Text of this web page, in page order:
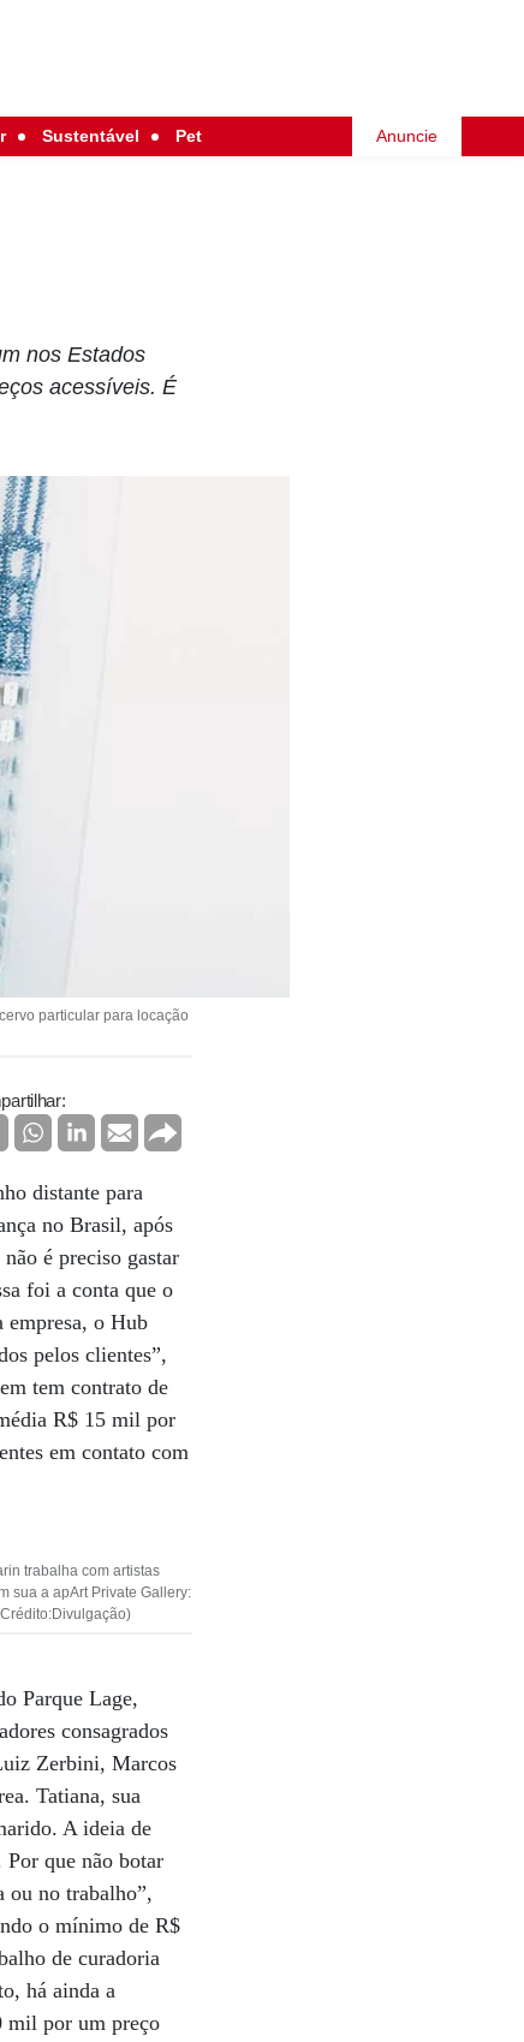
Sustentável Pet Anuncie
nos Estados
acessíveis. É
particular para locação
distante para
no Brasil, após
é preciso gastar
foi a conta que o
empresa, o Hub
pelos clientes”,
tem contrato de
R$ 15 mil por
em contato com
trabalha com artistas
sua a apArt Private Gallery:
Parque Lage,
consagrados
Zerbini, Marcos
Tatiana, sua
A ideia de
que não botar
ou no trabalho”,
o mínimo de R$
de curadoria
há ainda a
mil por um preço